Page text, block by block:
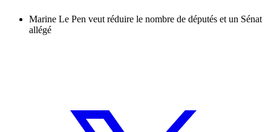
Marine Le Pen veut réduire le nombre de députés et un Sénat
allégé